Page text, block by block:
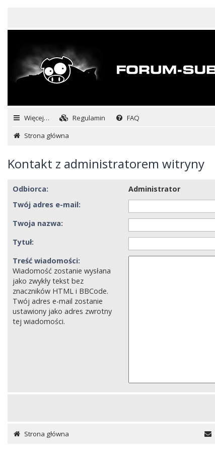
Więcej… Regulamin FAQ
Strona główna
Kontakt z administratorem witryny
Odbiorca:
Administrator
Twój adres e-mail:
Twoja nazwa:
Tytuł:
Treść wiadomości:
Wiadomość zostanie wysłana
jako zwykły tekst bez
znaczników HTML i BBCode.
Twój adres e-mail zostanie
ustawiony jako adres zwrotny
tej wiadomości.
Strona główna